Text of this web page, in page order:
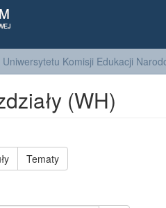
Komisji Edukacji
(WH)
Tematy